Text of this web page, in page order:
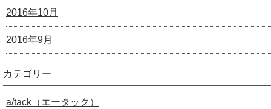
2016年10月
2016年9月
カテゴリー
a/tack（エータック）